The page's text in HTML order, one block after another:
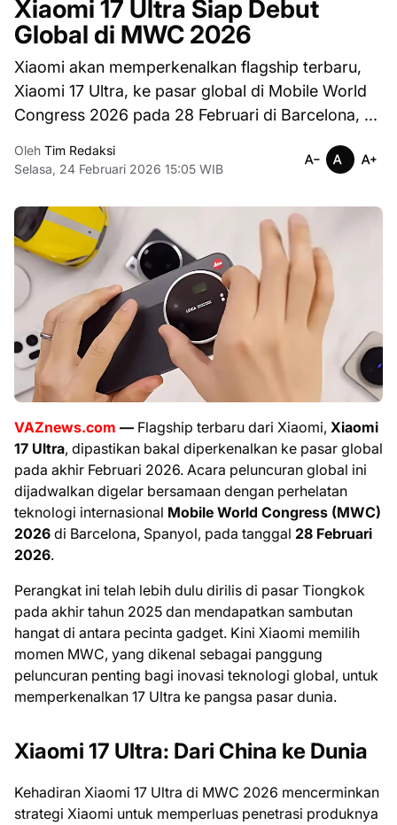
Xiaomi 17 Ultra Siap Debut
Global di MWC 2026
Xiaomi akan memperkenalkan flagship terbaru,
Xiaomi 17 Ultra, ke pasar global di Mobile World
Congress 2026 pada 28 Februari di Barcelona, ...
Oleh Tim Redaksi
Selasa, 24 Februari 2026 15:05 WIB
VAZnews.com — Flagship terbaru dari Xiaomi, Xiaomi
17 Ultra, dipastikan bakal diperkenalkan ke pasar global
pada akhir Februari 2026. Acara peluncuran global ini
dijadwalkan digelar bersamaan dengan perhelatan
teknologi internasional Mobile World Congress (MWC)
2026 di Barcelona, Spanyol, pada tanggal 28 Februari
2026.
Perangkat ini telah lebih dulu dirilis di pasar Tiongkok
pada akhir tahun 2025 dan mendapatkan sambutan
hangat di antara pecinta gadget. Kini Xiaomi memilih
momen MWC, yang dikenal sebagai panggung
peluncuran penting bagi inovasi teknologi global, untuk
memperkenalkan 17 Ultra ke pangsa pasar dunia.
Xiaomi 17 Ultra: Dari China ke Dunia
Kehadiran Xiaomi 17 Ultra di MWC 2026 mencerminkan
strategi Xiaomi untuk memperluas penetrasi produknya